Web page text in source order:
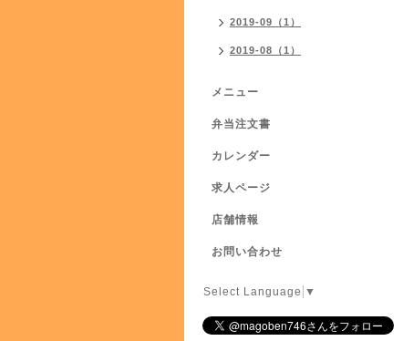
2019-09（1）
2019-08（1）
メニュー
弁当注文書
カレンダー
求人ページ
店舗情報
お問い合わせ
Select Language ▼